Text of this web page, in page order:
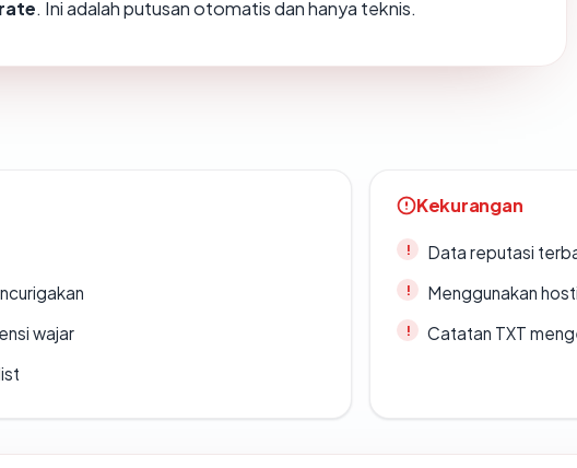
. Ini adalah putusan otomatis dan hanya teknis.
wajar
Kekurangan
Data reputasi
Menggunakan
Catatan TXT